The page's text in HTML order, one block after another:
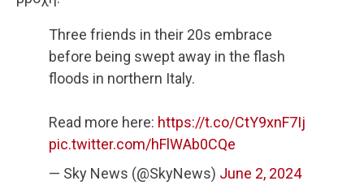
Three friends in their 20s embrace
before being swept away in the flash
floods in northern Italy.
Read more here: https://t.co/CtY9xnF7Ij
pic.twitter.com/hFlWAb0CQe
— Sky News (@SkyNews) June 2, 2024